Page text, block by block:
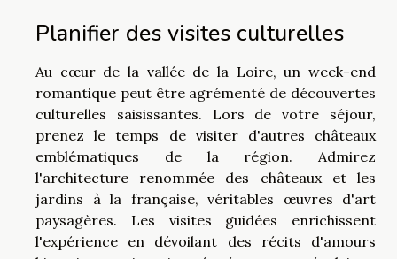
Planifier des visites culturelles
Au cœur de la vallée de la Loire, un week-end
romantique peut être agrémenté de découvertes
culturelles saisissantes. Lors de votre séjour,
prenez le temps de visiter d'autres châteaux
emblématiques de la région. Admirez
l'architecture renommée des châteaux et les
jardins à la française, véritables œuvres d'art
paysagères. Les visites guidées enrichissent
l'expérience en dévoilant des récits d'amours